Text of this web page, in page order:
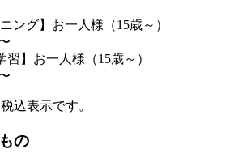
ニング】お一人様（15歳～）
習】お一人様（15歳～）
込表示です。
の